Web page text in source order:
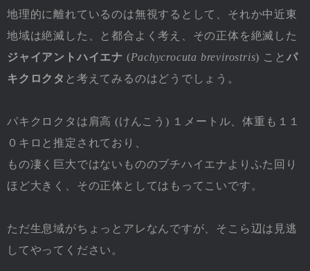
地理的に離れているのは無視するとして、それか中近東
地域は絶滅した、と都合よく考え、その正体を絶滅した
ジャイアントハイエナ (Pachycrocuta brevirostris) こと パ
キクロクタ と考えてみるのはどうでしょう。
パキクロクタは肩高 (けんこう) １メートル、体重も１１
０キロと推定されており、
もの凄く巨大ではないもののブチハイエナよりふた回り
ほど大きく、その正体としてはもってこいです。
ただ生息域がちょっとアレなんですが、そこら辺は見逃
してやってください。